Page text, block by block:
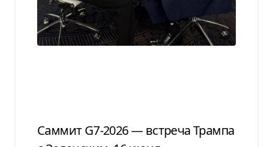
Саммит G7-2026 — встреча Трампа